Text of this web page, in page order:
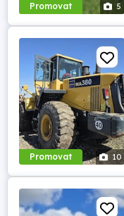
Promovat 5
Promovat 10